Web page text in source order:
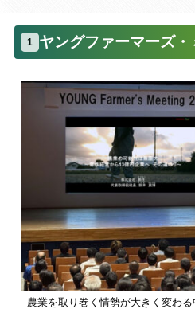
1 ヤングファーマーズ
農業を取り巻く情勢が大きく変わ